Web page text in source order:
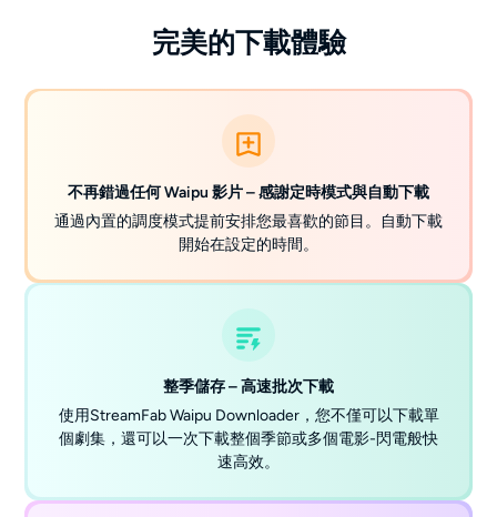
完美的下載體驗
不再錯過任何 Waipu 影片 – 感謝定時模式與自動下載
通過內置的調度模式提前安排您最喜歡的節目。自動下載
開始在設定的時間。
整季儲存 – 高速批次下載
使用StreamFab Waipu Downloader，您不僅可以下載單
個劇集，還可以一次下載整個季節或多個電影-閃電般快
速高效。